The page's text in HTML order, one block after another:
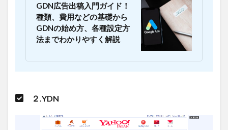
均ク
リッ
ク率
1.4
スプ
均コ
ージ
GDN広告出稿入門ガイド！
種類、費用などの基礎から
GDNの始め方、各種設定方
法までわかりやすく解説
２.YDN